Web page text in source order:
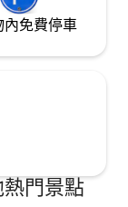
內免費停車
門景點